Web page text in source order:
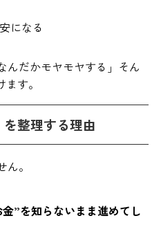
になる
んだかモヤモヤする」そん
す。
整理する理由
。
”を知らないまま進めてし